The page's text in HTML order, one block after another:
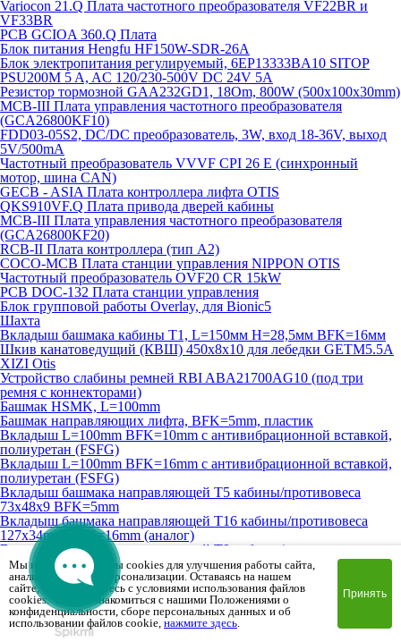
Variocon 21.Q Плата частотного преобразователя VF22BR и
VF33BR
PCB GCIOA 360.Q Плата
Блок питания Hengfu HF150W-SDR-26A
Блок электропитания регулируемый, 6EP13333BA10 SITOP
PSU200M 5 A, AC 120/230-500V DC 24V 5A
Резистор тормозной GAA232GD1, 18Om, 800W (500x100x30mm)
MCB-III Плата управления частотного преобразователя
(GCA26800KF10)
FDD03-05S2, DC/DC преобразователь, 3W, вход 18-36V, выход
5V/500mA
Частотный преобразователь VVVF CPI 26 E (синхронный
мотор, шина CAN)
GECB - ASIA Плата контроллера лифта OTIS
QKS910VF.Q Плата привода дверей кабины
MCB-III Плата управления частотного преобразователя
(GCA26800KF20)
RCB-II Плата контроллера (тип A2)
COCO-MCB Плата станции управления NIPPON OTIS
Частотный преобразователь OVF20 CR 15kW
PCB DOC-132 Плата станции управления
Блок групповой работы Overlay, для Bionic5
Шахта
Вкладыш башмака кабины T1, L=150мм H=28,5мм BFK=16мм
Шкив канатоведущий (КВШ) 450х8х10 для лебедки GETM5.5A
XIZI Otis
Устройство слабины ремней RBI ABA21700AG10 (под три
ремня с коннекторами)
Башмак HSMK, L=100mm
Башмак направляющих лифта, BFK=5mm, пластик
Вкладыш L=100mm BFK=10mm с антивибрационной вставкой,
полиуретан (FSFG)
Вкладыш L=100mm BFK=16mm с антивибрационной вставкой,
полиуретан (FSFG)
Вкладыш башмака направляющей T5 кабины/противовеса
73х48х9 BFK=5mm
Вкладыш башмака направляющей T16 кабины/противовеса
127х34mm BFK=16mm (аналог)
Вкладыш башмака направляющей T9 кабины/противовеса
73х48х7mm BFK=10mm
Вкладыш башмака направляющей T10 противовеса L=100мм
BFK=10мм
Шкив канатоведущий (КВШ) 210х6х10 для лебедки Ziehl-Abegg
Контакт контроля обрыва тяговых ремней XP-B30 (на 4 ремня)
Устройство грузовзвешивающее 34-43кН, Dinacell Electronica (на
Мы используем файлы cookies для улучшения работы сайта,
анализа трафика и персонализации. Оставаясь на нашем
сайте, вы соглашаетесь с условиями использования файлов
cookies. Чтобы ознакомиться с нашими Положениями о
конфиденциальности, сборе персональных данных и об
использовании файлов cookie, нажмите здесь.
Принять